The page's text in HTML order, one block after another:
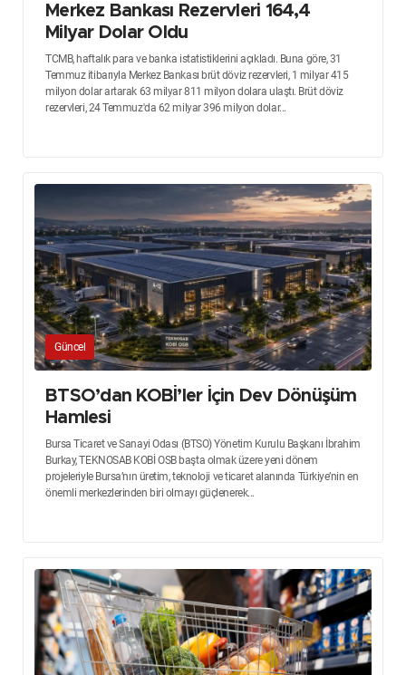
Merkez Bankası Rezervleri 164,4
Milyar Dolar Oldu
TCMB, haftalık para ve banka istatistiklerini açıkladı. Buna göre, 31
Temmuz itibarıyla Merkez Bankası brüt döviz rezervleri, 1 milyar 415
milyon dolar artarak 63 milyar 811 milyon dolara ulaştı. Brüt döviz
rezervleri, 24 Temmuz'da 62 milyar 396 milyon dolar...
Güncel
BTSO’dan KOBİ’ler İçin Dev Dönüşüm
Hamlesi
Bursa Ticaret ve Sanayi Odası (BTSO) Yönetim Kurulu Başkanı İbrahim
Burkay, TEKNOSAB KOBİ OSB başta olmak üzere yeni dönem
projeleriyle Bursa’nın üretim, teknoloji ve ticaret alanında Türkiye’nin en
önemli merkezlerinden biri olmayı güçlenerek...